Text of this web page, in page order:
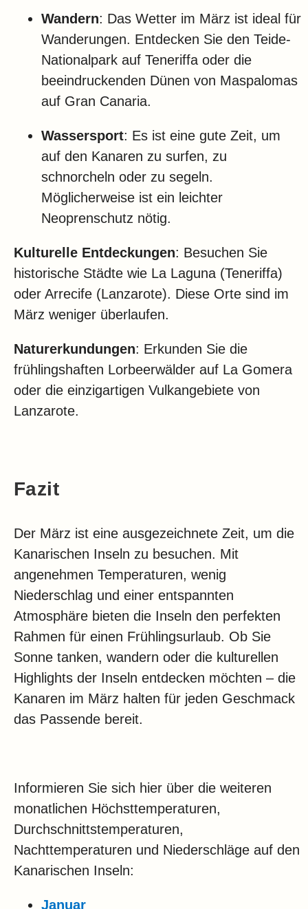
Wandern: Das Wetter im März ist ideal für
Wanderungen. Entdecken Sie den Teide-
Nationalpark auf Teneriffa oder die
beeindruckenden Dünen von Maspalomas
auf Gran Canaria.
Wassersport: Es ist eine gute Zeit, um
auf den Kanaren zu surfen, zu
schnorcheln oder zu segeln.
Möglicherweise ist ein leichter
Neoprenschutz nötig.
Kulturelle Entdeckungen: Besuchen Sie
historische Städte wie La Laguna (Teneriffa)
oder Arrecife (Lanzarote). Diese Orte sind im
März weniger überlaufen.
Naturerkundungen: Erkunden Sie die
frühlingshaften Lorbeerwälder auf La Gomera
oder die einzigartigen Vulkangebiete von
Lanzarote.
Fazit
Der März ist eine ausgezeichnete Zeit, um die
Kanarischen Inseln zu besuchen. Mit
angenehmen Temperaturen, wenig
Niederschlag und einer entspannten
Atmosphäre bieten die Inseln den perfekten
Rahmen für einen Frühlingsurlaub. Ob Sie
Sonne tanken, wandern oder die kulturellen
Highlights der Inseln entdecken möchten – die
Kanaren im März halten für jeden Geschmack
das Passende bereit.
Informieren Sie sich hier über die weiteren
monatlichen Höchsttemperaturen,
Durchschnittstemperaturen,
Nachttemperaturen und Niederschläge auf den
Kanarischen Inseln:
Januar